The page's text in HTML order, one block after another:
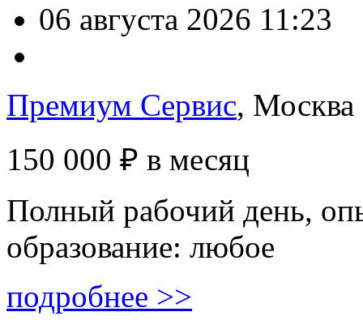
06 августа 2026 11:23
Премиум Сервис, Москва
150 000 ₽ в месяц
Полный рабочий день,
образование: любое
подробнее >>